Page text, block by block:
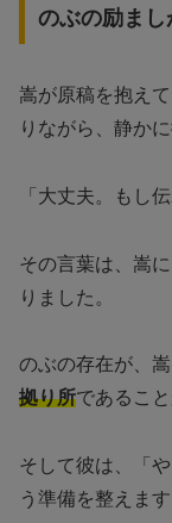
のぶの励まし
嵩が原稿を抱え
りながら、静か
「大丈夫。もし
その言葉は、嵩
りました。
のぶの存在が、
拠り所であるこ
そして彼は、「
う準備を整えます